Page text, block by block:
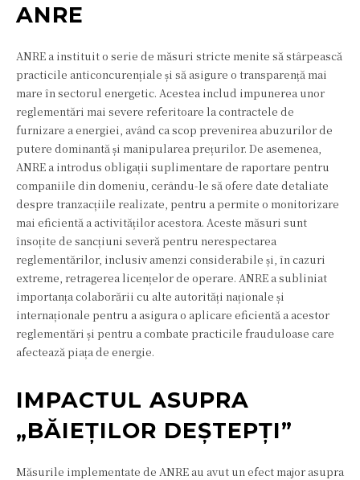
ANRE
ANRE a instituit o serie de măsuri stricte menite să stârpească
practicile anticoncurențiale și să asigure o transparență mai
mare în sectorul energetic. Acestea includ impunerea unor
reglementări mai severe referitoare la contractele de
furnizare a energiei, având ca scop prevenirea abuzurilor de
putere dominantă și manipularea prețurilor. De asemenea,
ANRE a introdus obligații suplimentare de raportare pentru
companiile din domeniu, cerându-le să ofere date detaliate
despre tranzacțiile realizate, pentru a permite o monitorizare
mai eficientă a activităților acestora. Aceste măsuri sunt
însoțite de sancțiuni severă pentru nerespectarea
reglementărilor, inclusiv amenzi considerabile și, în cazuri
extreme, retragerea licențelor de operare. ANRE a subliniat
importanța colaborării cu alte autorități naționale și
internaționale pentru a asigura o aplicare eficientă a acestor
reglementări și pentru a combate practicile frauduloase care
afectează piața de energie.
IMPACTUL ASUPRA
„BĂIEȚILOR DEȘTEPȚI”
Măsurile implementate de ANRE au avut un efect major asupra